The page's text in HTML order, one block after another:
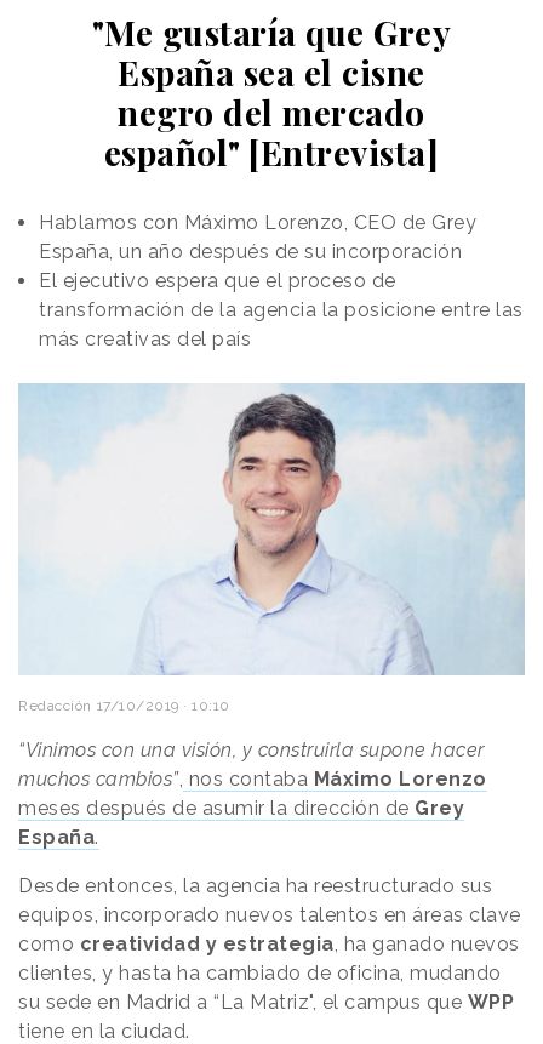
"Me gustaría que Grey
España sea el cisne
negro del mercado
español" [Entrevista]
Hablamos con Máximo Lorenzo, CEO de Grey
España, un año después de su incorporación
El ejecutivo espera que el proceso de
transformación de la agencia la posicione entre las
más creativas del país
Redacción 17/10/2019 · 10:10
“Vinimos con una visión, y construirla supone hacer
muchos cambios”, nos contaba Máximo Lorenzo
meses después de asumir la dirección de Grey
España.
Desde entonces, la agencia ha reestructurado sus
equipos, incorporado nuevos talentos en áreas clave
como creatividad y estrategia, ha ganado nuevos
clientes, y hasta ha cambiado de oficina, mudando
su sede en Madrid a “La Matriz", el campus que WPP
tiene en la ciudad.